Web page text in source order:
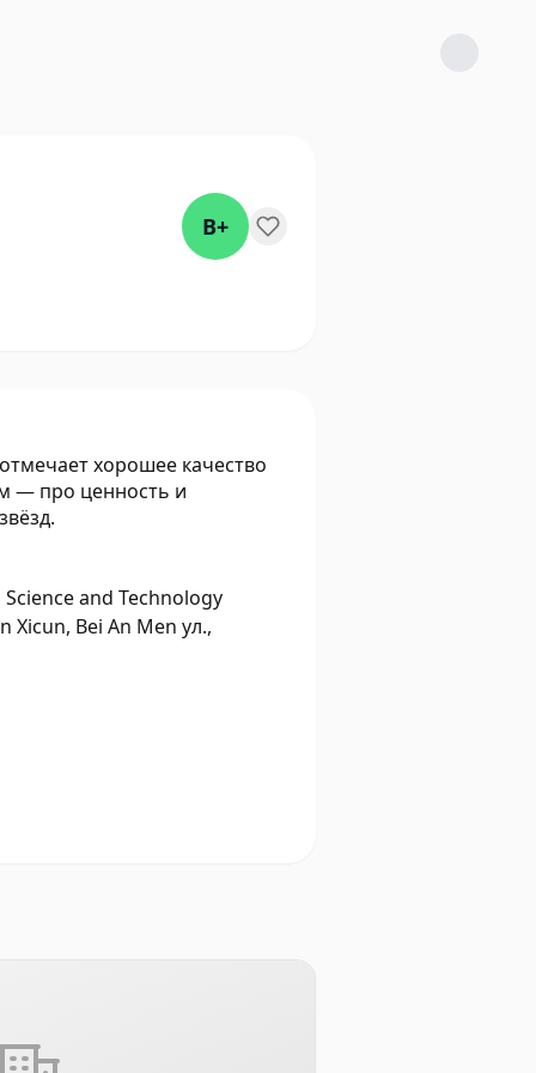
B+
хорошее качество
— про ценность и
and Technology
Xicun, Bei An Men ул.,